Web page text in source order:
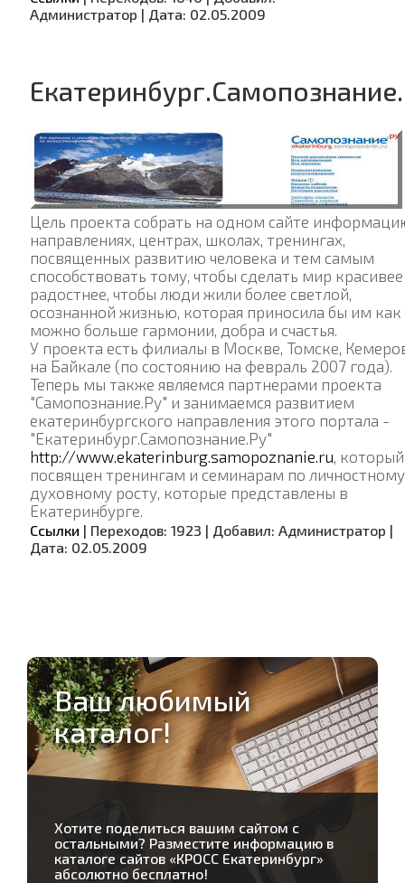
Администратор | Дата: 02.05.2009
Цель проекта собрать на одном сайте
направлениях, центрах, школах, тренингах,
посвященных развитию человека и тем самым
способствовать тому, чтобы сделать мир
радостнее, чтобы люди жили более светлой,
осознанной жизнью, которая приносила бы им как
можно больше гармонии, добра и счастья.
У проекта есть филиалы в Москве, Томске,
на Байкале (по состоянию на февраль 2007 года).
Теперь мы также являемся партнерами проекта
"Самопознание.Ру" и занимаемся развитием
екатеринбургского направления этого портала -
"Екатеринбург.Самопознание.Ру"
http://www.ekaterinburg.samopoznanie.ru, который
посвящен тренингам и семинарам по
духовному росту, которые представлены в
Екатеринбурге.
Ссылки | Переходов: 1923 | Добавил: Администратор |
Дата: 02.05.2009
Ваш любимый
каталог!
Хотите поделиться вашим сайтом с
остальными? Разместите информацию в
каталоге сайтов «КРОСС Екатеринбург»
абсолютно бесплатно!